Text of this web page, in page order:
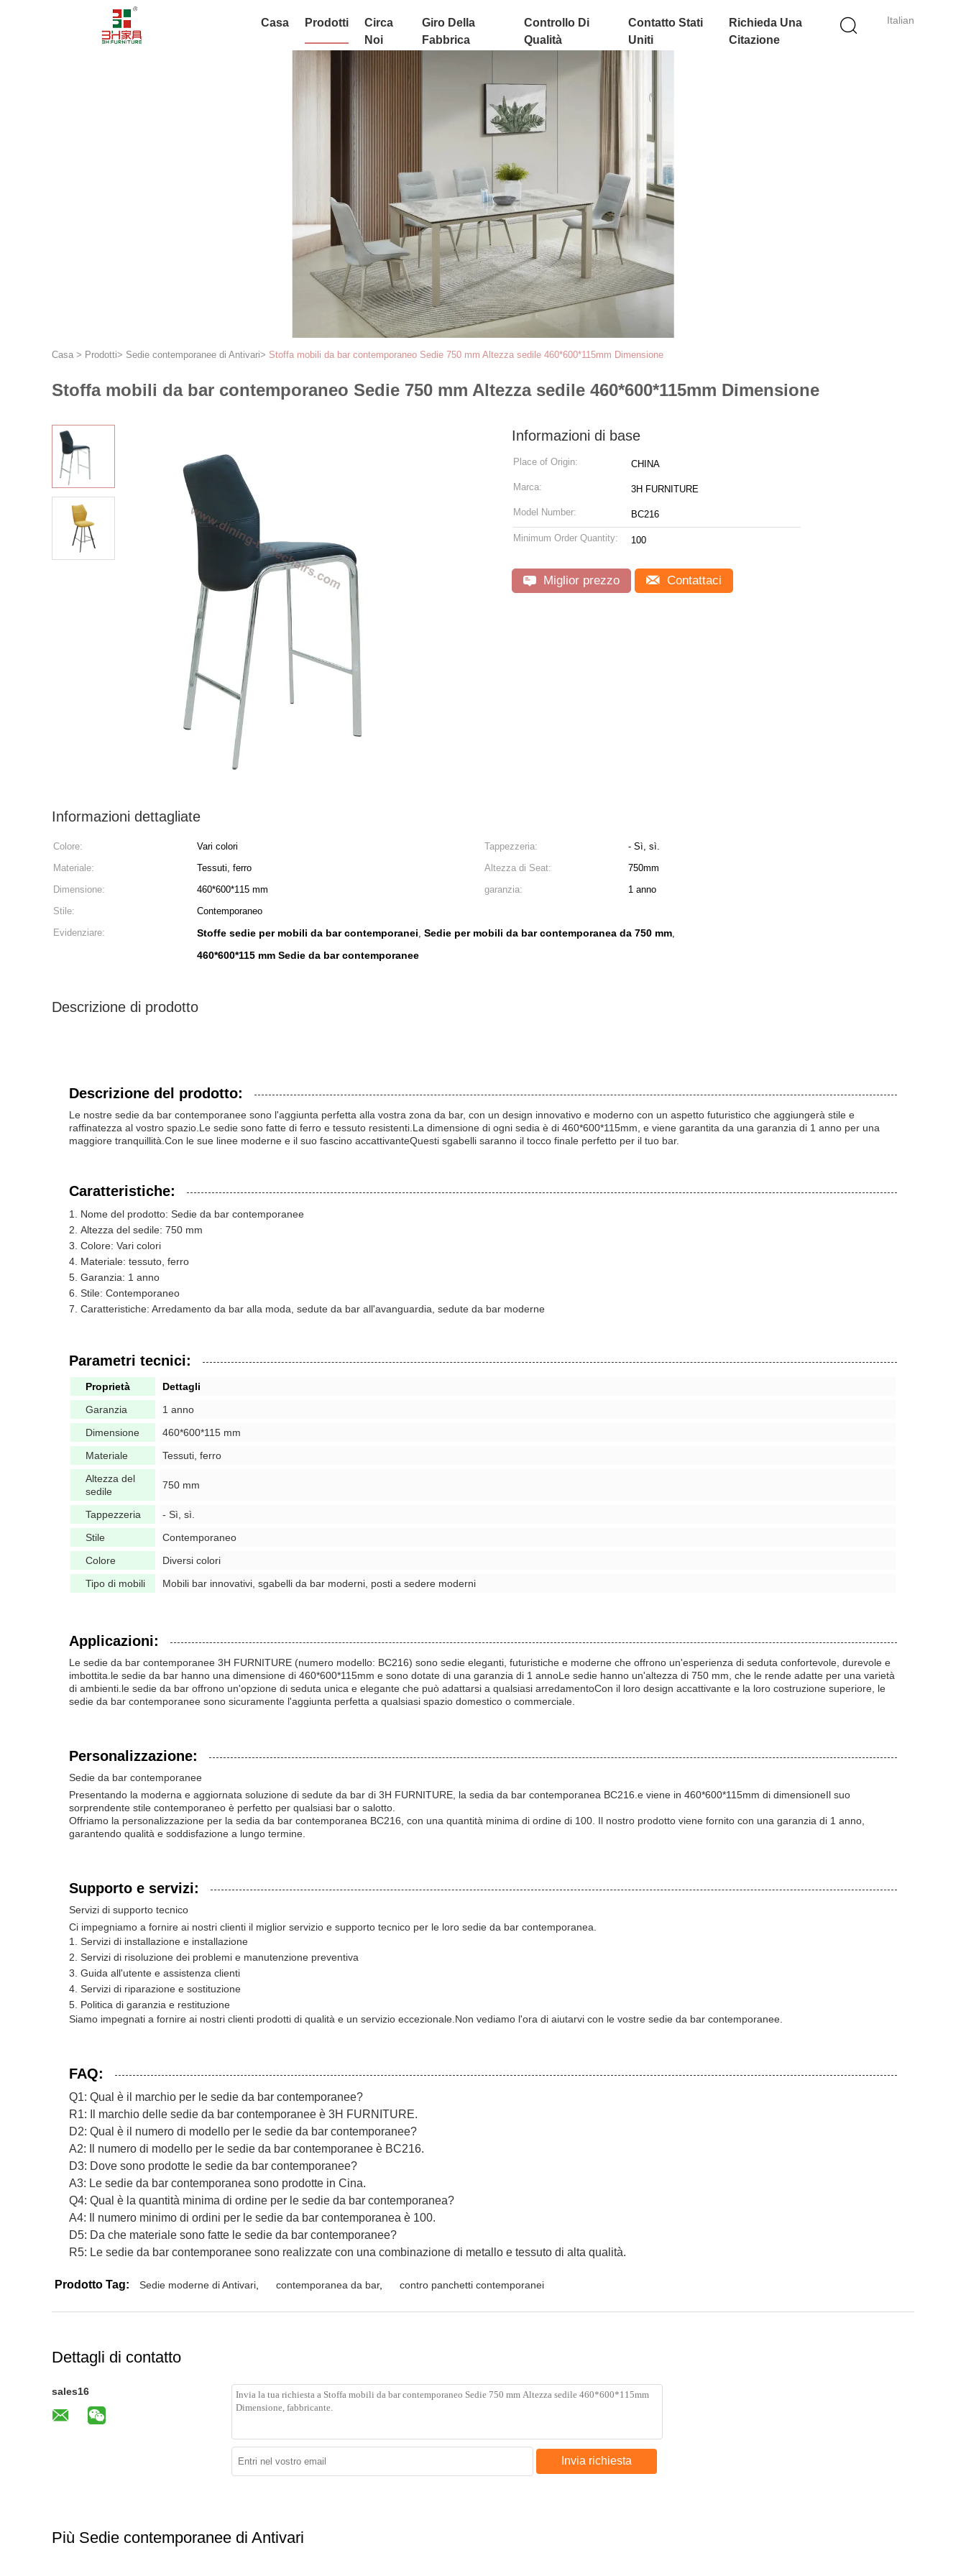
Italian
Casa Prodotti
Circa
Noi
Giro Della
Fabbrica
Controllo Di
Qualità
Contatto Stati
Uniti
Richieda Una
Citazione
Casa > Prodotti> Sedie contemporanee di Antivari> Stoffa mobili da bar contemporaneo Sedie 750 mm Altezza sedile 460*600*115mm Dimensione
Stoffa mobili da bar contemporaneo Sedie 750 mm Altezza sedile 460*600*115mm Dimensione
Informazioni di base
Place of Origin: CHINA
Marca: 3H FURNITURE
Model Number: BC216
Minimum Order Quantity: 100
Miglior prezzo Contattaci
Informazioni dettagliate
Colore: Vari colori Tappezzeria:
- Sì, sì.
Materiale:
Tessuti, ferro Altezza di Seat:
750mm
Dimensione:
460*600*115 mm garanzia:
1 anno
Stile:
Contemporaneo
Evidenziare:
Stoffe sedie per mobili da bar contemporanei, Sedie per mobili da bar contemporanea da 750 mm,
460*600*115 mm Sedie da bar contemporanee
Descrizione di prodotto
Descrizione del prodotto:
Le nostre sedie da bar contemporanee sono l'aggiunta perfetta alla vostra zona da bar, con un design innovativo e moderno con un aspetto futuristico che aggiungerà stile e
raffinatezza al vostro spazio.Le sedie sono fatte di ferro e tessuto resistenti.La dimensione di ogni sedia è di 460*600*115mm, e viene garantita da una garanzia di 1 anno per una
maggiore tranquillità.Con le sue linee moderne e il suo fascino accattivanteQuesti sgabelli saranno il tocco finale perfetto per il tuo bar.
Caratteristiche:
Nome del prodotto: Sedie da bar contemporanee
Altezza del sedile: 750 mm
Colore: Vari colori
Materiale: tessuto, ferro
Garanzia: 1 anno
Stile: Contemporaneo
Caratteristiche: Arredamento da bar alla moda, sedute da bar all'avanguardia, sedute da bar moderne
Parametri tecnici:
Proprietà
Dettagli
Garanzia
1 anno
Dimensione
460*600*115 mm
Materiale
Tessuti, ferro
Altezza del
sedile
750 mm
Tappezzeria
- Sì, sì.
Stile
Contemporaneo
Colore
Diversi colori
Tipo di mobili
Mobili bar innovativi, sgabelli da bar moderni, posti a sedere moderni
Applicazioni:
Le sedie da bar contemporanee 3H FURNITURE (numero modello: BC216) sono sedie eleganti, futuristiche e moderne che offrono un'esperienza di seduta confortevole, durevole e
imbottita.le sedie da bar hanno una dimensione di 460*600*115mm e sono dotate di una garanzia di 1 annoLe sedie hanno un'altezza di 750 mm, che le rende adatte per una varietà
di ambienti.le sedie da bar offrono un'opzione di seduta unica e elegante che può adattarsi a qualsiasi arredamentoCon il loro design accattivante e la loro costruzione superiore, le
sedie da bar contemporanee sono sicuramente l'aggiunta perfetta a qualsiasi spazio domestico o commerciale.
Personalizzazione:
Sedie da bar contemporanee
Presentando la moderna e aggiornata soluzione di sedute da bar di 3H FURNITURE, la sedia da bar contemporanea BC216.e viene in 460*600*115mm di dimensioneIl suo
sorprendente stile contemporaneo è perfetto per qualsiasi bar o salotto.
Offriamo la personalizzazione per la sedia da bar contemporanea BC216, con una quantità minima di ordine di 100. Il nostro prodotto viene fornito con una garanzia di 1 anno,
garantendo qualità e soddisfazione a lungo termine.
Supporto e servizi:
Servizi di supporto tecnico
Ci impegniamo a fornire ai nostri clienti il miglior servizio e supporto tecnico per le loro sedie da bar contemporanea.
Servizi di installazione e installazione
Servizi di risoluzione dei problemi e manutenzione preventiva
Guida all'utente e assistenza clienti
Servizi di riparazione e sostituzione
Politica di garanzia e restituzione
Siamo impegnati a fornire ai nostri clienti prodotti di qualità e un servizio eccezionale.Non vediamo l'ora di aiutarvi con le vostre sedie da bar contemporanee.
FAQ:
Q1: Qual è il marchio per le sedie da bar contemporanee?
R1: Il marchio delle sedie da bar contemporanee è 3H FURNITURE.
D2: Qual è il numero di modello per le sedie da bar contemporanee?
A2: Il numero di modello per le sedie da bar contemporanee è BC216.
D3: Dove sono prodotte le sedie da bar contemporanee?
A3: Le sedie da bar contemporanea sono prodotte in Cina.
Q4: Qual è la quantità minima di ordine per le sedie da bar contemporanea?
A4: Il numero minimo di ordini per le sedie da bar contemporanea è 100.
D5: Da che materiale sono fatte le sedie da bar contemporanee?
R5: Le sedie da bar contemporanee sono realizzate con una combinazione di metallo e tessuto di alta qualità.
Prodotto Tag: Sedie moderne di Antivari contemporanea da bar, contro panchetti contemporanei
Dettagli di contatto
sales16
Invia richiesta
Più Sedie contemporanee di Antivari